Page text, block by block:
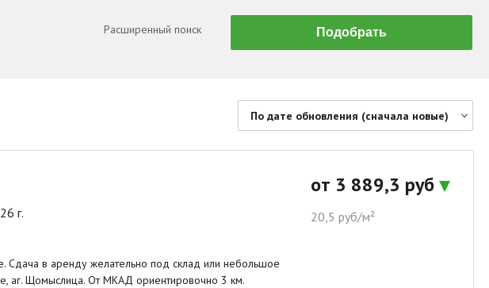
Расширенный поиск
По дате обновления (сначала новые)
По дате обновления (сначала новые)
По дате обновления (сначала старые)
По площади (сначала маленькие)
г.
Сдача в аренду желательно под склад или небольшое
аг. Щомыслица. От МКАД ориентировочно 3 км.
от 3 889,3 руб
20,5 руб/м²